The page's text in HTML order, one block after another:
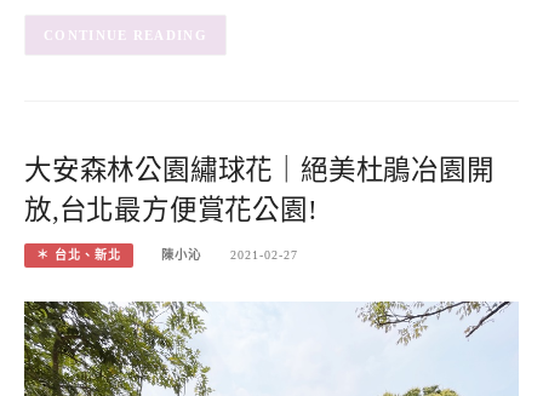
CONTINUE READING
大安森林公園繡球花｜絕美杜鵑冶園開
放,台北最方便賞花公園!
＊ 台北、新北 陳小沁 2021-02-27